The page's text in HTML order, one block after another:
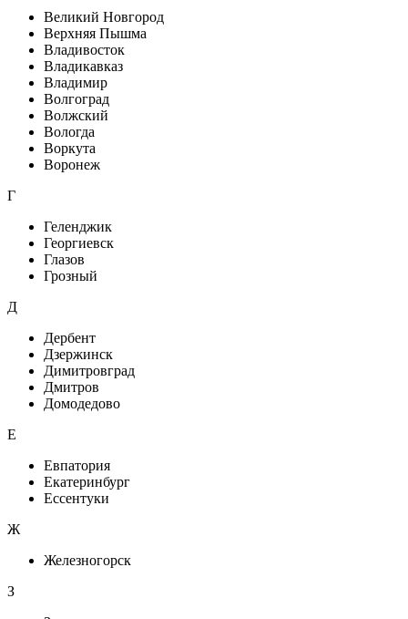
Великий Новгород
Верхняя Пышма
Владивосток
Владикавказ
Владимир
Волгоград
Волжский
Вологда
Воркута
Воронеж
Г
Геленджик
Георгиевск
Глазов
Грозный
Д
Дербент
Дзержинск
Димитровград
Дмитров
Домодедово
Е
Евпатория
Екатеринбург
Ессентуки
Ж
Железногорск
З